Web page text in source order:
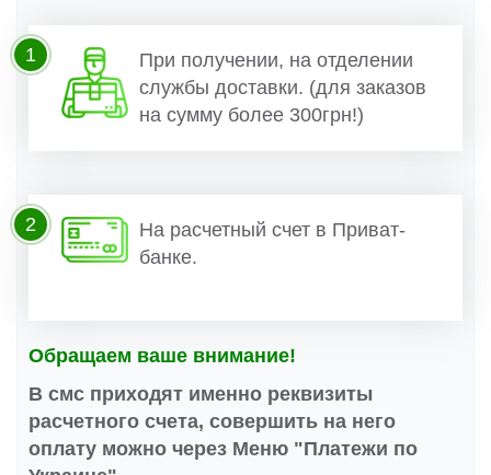
При получении, на отделении
службы доставки. (для заказов
на сумму более 300грн!)
1
На расчетный счет в Приват-
банке.
2
Обращаем ваше внимание!
В смс приходят именно реквизиты
расчетного счета, совершить на него
оплату можно через Меню "Платежи по